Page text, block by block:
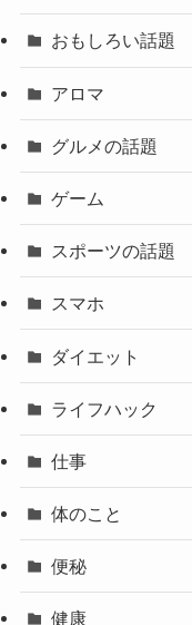
おもしろい話題
アロマ
グルメの話題
ゲーム
スポーツの話題
スマホ
ダイエット
ライフハック
仕事
体のこと
便秘
健康